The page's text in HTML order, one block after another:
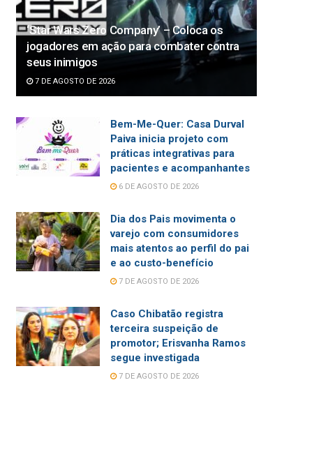
‘Star Wars Zero Company’ – Coloca os
jogadores em ação para combater contra
seus inimigos
7 DE AGOSTO DE 2026
Bem-Me-Quer: Casa Durval
Paiva inicia projeto com
práticas integrativas para
pacientes e acompanhantes
6 DE AGOSTO DE 2026
Dia dos Pais movimenta o
varejo com consumidores
mais atentos ao perfil do pai
e ao custo-benefício
7 DE AGOSTO DE 2026
Caso Chibatão registra
terceira suspeição de
promotor; Erisvanha Ramos
segue investigada
7 DE AGOSTO DE 2026